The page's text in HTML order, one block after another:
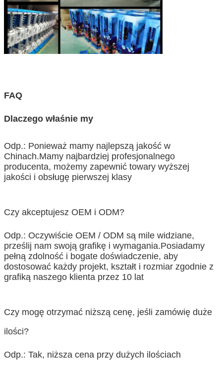
FAQ
Dlaczego właśnie my
Odp.: Ponieważ mamy najlepszą jakość w
Chinach.Mamy najbardziej profesjonalnego
producenta, możemy zapewnić towary wyższej
jakości i obsługę pierwszej klasy
Czy akceptujesz OEM i ODM?
Odp.: Oczywiście OEM / ODM są mile widziane,
prześlij nam swoją grafikę i wymagania.Posiadamy
pełną zdolność i bogate doświadczenie, aby
dostosować każdy projekt, kształt i rozmiar zgodnie z
grafiką naszego klienta przez 10 lat
Czy mogę otrzymać niższą cenę, jeśli zamówię duże
ilości?
Odp.: Tak, niższa cena przy dużych ilościach